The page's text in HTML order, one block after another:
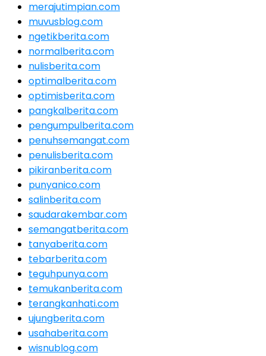
merajutimpian.com
muvusblog.com
ngetikberita.com
normalberita.com
nulisberita.com
optimalberita.com
optimisberita.com
pangkalberita.com
pengumpulberita.com
penuhsemangat.com
penulisberita.com
pikiranberita.com
punyanico.com
salinberita.com
saudarakembar.com
semangatberita.com
tanyaberita.com
tebarberita.com
teguhpunya.com
temukanberita.com
terangkanhati.com
ujungberita.com
usahaberita.com
wisnublog.com